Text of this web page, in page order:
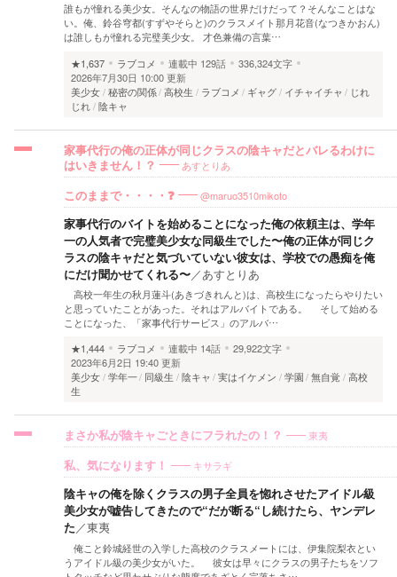
誰もが憧れる美少女。そんなの物語の世界だけだって？そんなことはな
い。俺、鈴谷穹都(すずやそらと)のクラスメイト那月花音(なつきかおん)
は誰しもが憧れる完璧美少女。 才色兼備の言葉…
★1,637
ラブコメ 連載中 129話
336,324文字
2026年7月30日 10:00 更新
美少女 秘密の関係 高校生 ラブコメ ギャグ イチャイチャ
じれ
じれ 陰キャ
家事代行の俺の正体が同じクラスの陰キャだとバレるわけに
はいきません！？
あすとりあ
このままで・・・・❓ @maruo3510mikoto
家事代行のバイトを始めることになった俺の依頼主は、学年
一の人気者で完璧美少女な同級生でした〜俺の正体が同じク
ラスの陰キャだと気づいていない彼女は、学校での愚痴を俺
にだけ聞かせてくれる〜／あすとりあ
高校一年生の秋月蓮斗(あきづきれんと)は、高校生になったらやりたい
と思っていたことがあった。それはアルバイトである。 そして始める
ことになった、「家事代行サービス」のアルバ…
★1,444
ラブコメ 連載中 14話
29,922文字
2023年6月2日 19:40 更新
美少女 学年一 同級生 陰キャ 実はイケメン 学園 無自覚 高校
生
まさか私が陰キャごときにフラれたの！？ 東夷
私、気になります！ キサラギ
陰キャの俺を除くクラスの男子全員を惚れさせたアイドル級
美少女が嘘告してきたので“だが断る“し続けたら、ヤンデレ
た／東夷
俺こと鈴城経世の入学した高校のクラスメートには、伊集院梨衣とい
うアイドル級の美少女がいた。 彼女は早々にクラスの男子たちをソフ